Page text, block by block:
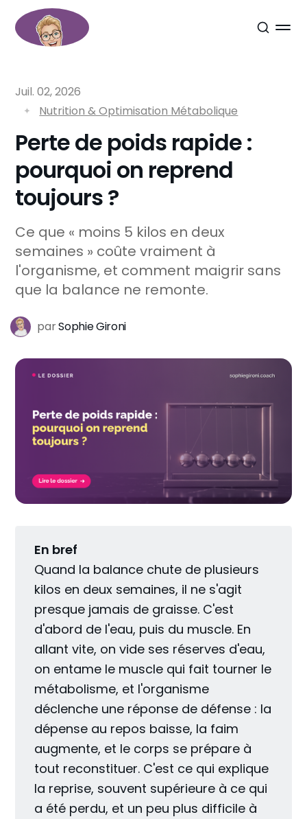
Juil. 02, 2026
Nutrition & Optimisation Métabolique
Perte de poids rapide :
pourquoi on reprend
toujours ?
Ce que « moins 5 kilos en deux
semaines » coûte vraiment à
l'organisme, et comment maigrir sans
que la balance ne remonte.
parSophie Gironi
En bref
Quand la balance chute de plusieurs
kilos en deux semaines, il ne s'agit
presque jamais de graisse. C'est
d'abord de l'eau, puis du muscle. En
allant vite, on vide ses réserves d'eau,
on entame le muscle qui fait tourner le
métabolisme, et l'organisme
déclenche une réponse de défense : la
dépense au repos baisse, la faim
augmente, et le corps se prépare à
tout reconstituer. C'est ce qui explique
la reprise, souvent supérieure à ce qui
a été perdu, et un peu plus difficile à